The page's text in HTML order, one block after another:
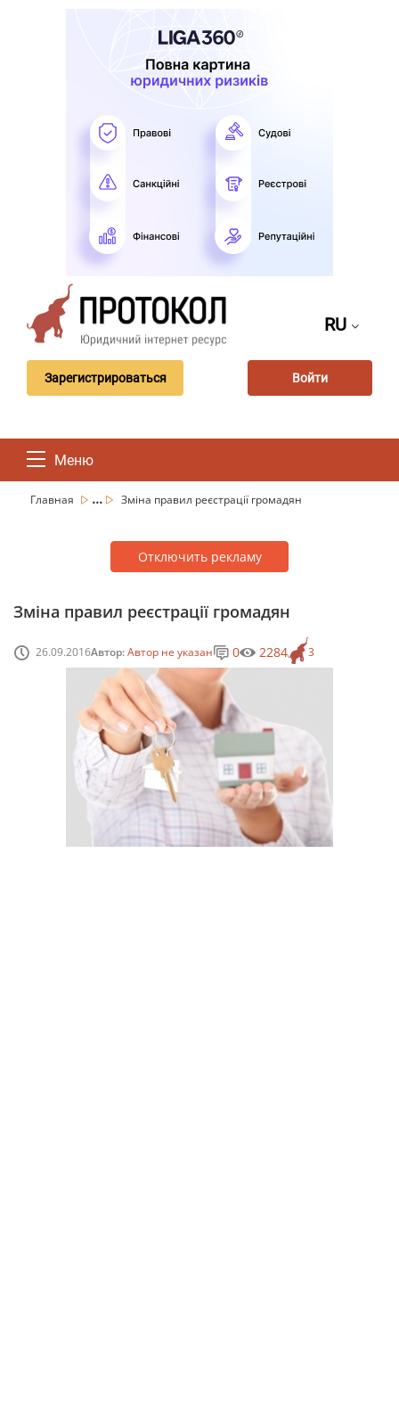
RU
Зарегистрироваться Войти
Меню
Главная ... Зміна правил реєстрації громадян
Отключить рекламу
Зміна правил реєстрації громадян
26.09.2016Автор:Автор не указан 3
0 2284